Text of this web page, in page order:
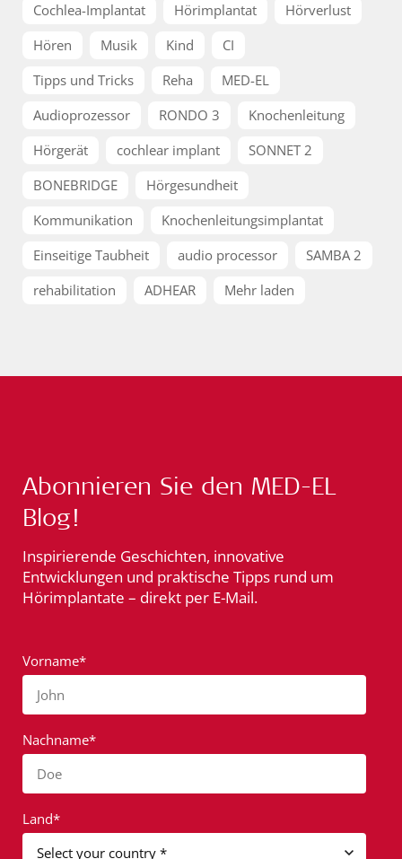
Cochlea-Implantat Hörimplantat
Hörverlust
Hören
Musik Kind
CI
Tipps und Tricks
Reha
MED-EL
Audioprozessor
RONDO 3
Knochenleitung
Hörgerät
cochlear implant
SONNET 2
BONEBRIDGE
Hörgesundheit
Kommunikation
Knochenleitungsimplantat
Einseitige Taubheit
audio processor
SAMBA 2
rehabilitation
ADHEAR Mehr laden
Abonnieren Sie den MED-EL
Blog!
Inspirierende Geschichten, innovative
Entwicklungen und praktische Tipps rund um
Hörimplantate – direkt per E-Mail.
Vorname*
John
Nachname*
Doe
Land*